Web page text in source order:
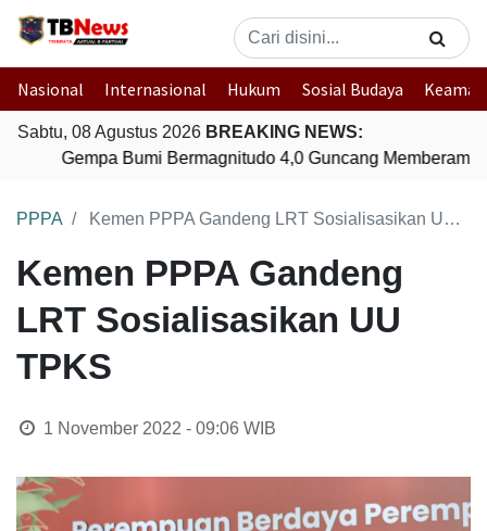
Nasional Internasional Hukum Sosial Budaya
Sabtu, 08 Agustus 2026 BREAKING NEWS:
Gempa Bumi Bermagnitudo 4,0 Guncang Memberamo
PPPA Kemen PPPA Gandeng LRT Sosialisasikan UU TPKS
Kemen PPPA Gandeng
LRT Sosialisasikan UU
TPKS
1 November 2022 - 09:06WIB